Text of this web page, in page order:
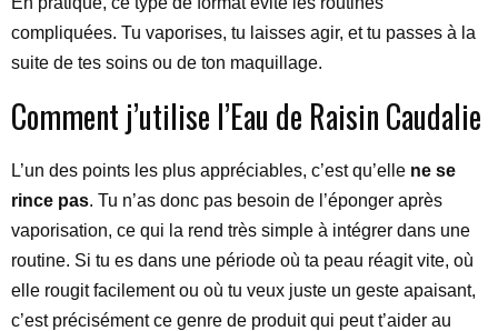
compliquées. Tu vaporises, tu laisses agir, et tu passes à la
suite de tes soins ou de ton maquillage.
Comment j’utilise l’Eau de Raisin Caudalie
L’un des points les plus appréciables, c’est qu’elle ne se
rince pas. Tu n’as donc pas besoin de l’éponger après
vaporisation, ce qui la rend très simple à intégrer dans une
routine. Si tu es dans une période où ta peau réagit vite, où
elle rougit facilement ou où tu veux juste un geste apaisant,
c’est précisément ce genre de produit qui peut t’aider au